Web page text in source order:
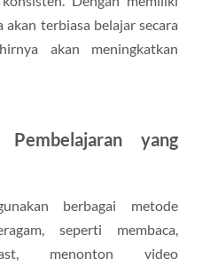
terbiasa belajar secara
akan meningkatkan
yang
berbagai metode
seperti membaca,
menonton video